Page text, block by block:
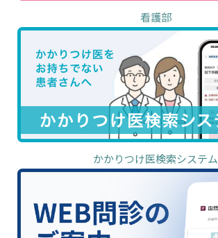
看護部
かかりつけ医検索システム